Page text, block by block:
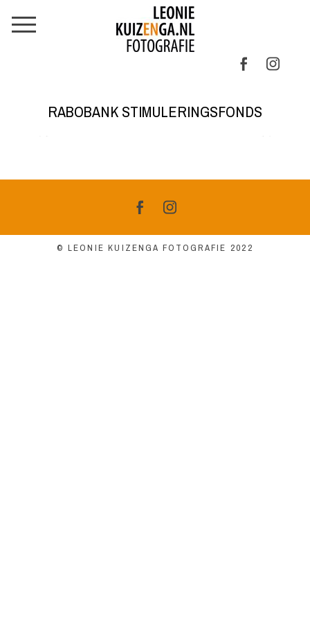
RABOBANK STIMULERINGSFONDS
© LEONIE KUIZENGA FOTOGRAFIE 2022